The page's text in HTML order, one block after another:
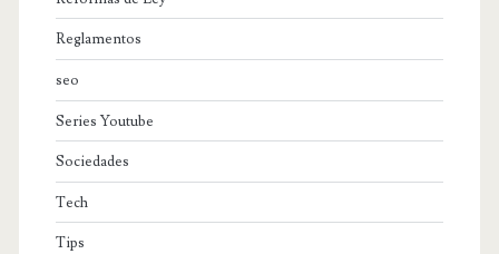
Reglamentos
seo
Series Youtube
Sociedades
Tech
Tips